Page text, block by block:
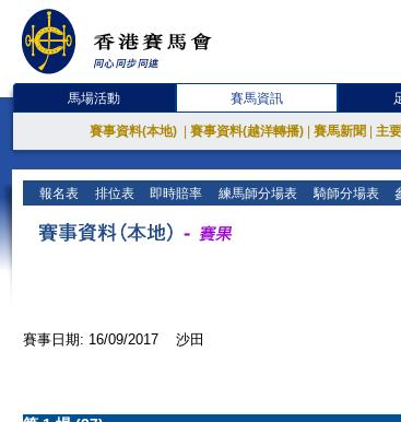
馬場活動 賽馬資訊
賽事資料(本地) 賽事資料(越洋轉播) 賽馬新聞 主
報名表 排位表 即時賠率 練馬師分場表 騎師分場表
賽事日期: 16/09/2017 沙田